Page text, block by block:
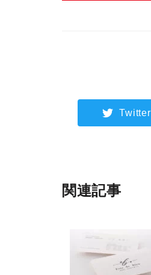
Twitter
関連記事